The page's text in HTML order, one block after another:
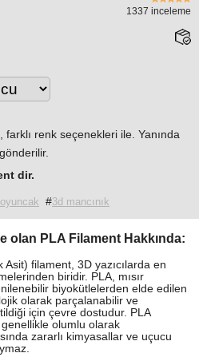
1337 inceleme
farklı renk seçenekleri ile. Yanında
dir.
#3d mancınık
olan PLA Filament Hakkında:
filament, 3D yazıcılarda en
biridir. PLA, mısır
biyokütlelerden elde edilen
olarak parçalanabilir ve
için çevre dostudur. PLA
olumlu olarak
zararlı kimyasallar ve uçucu